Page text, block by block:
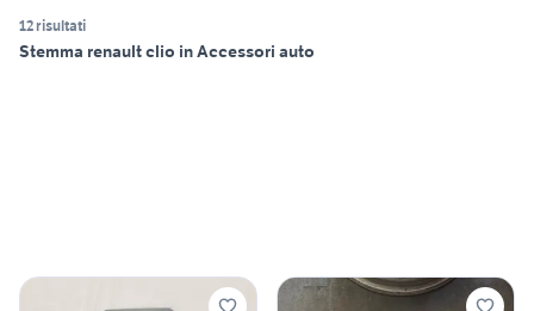
12 risultati
Stemma renault clio in Accessori auto